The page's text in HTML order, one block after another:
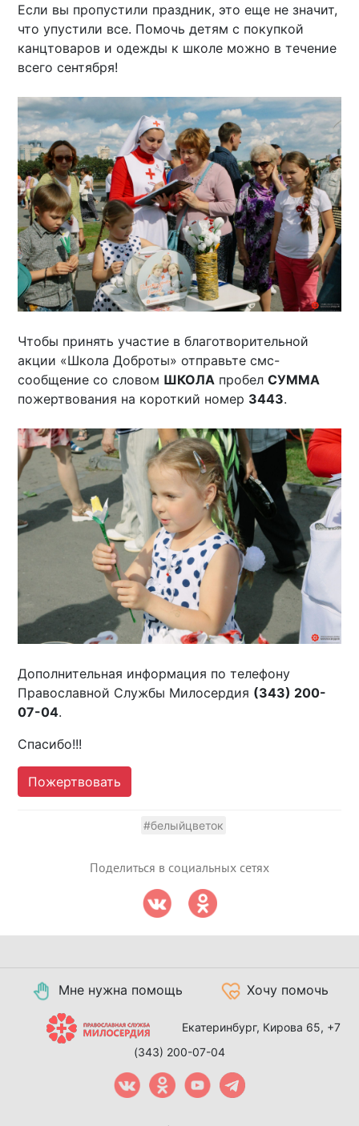
Если вы пропустили праздник, это еще не значит,
что упустили все. Помочь детям с покупкой
канцтоваров и одежды к школе можно в течение
всего сентября!
Чтобы принять участие в благотворительной
акции «Школа Доброты» отправьте смс-
сообщение со словом ШКОЛА пробелСУММА
пожертвования на короткий номер 3443.
Дополнительная информация по телефону
Православной Службы Милосердия (343) 200-
07-04.
Спасибо!!!
Пожертвовать
#белыйцветок
Поделиться в социальных сетях
Мне нужна помощь Хочу помочь
Екатеринбург, Кирова 65, +7
(343) 200-07-04